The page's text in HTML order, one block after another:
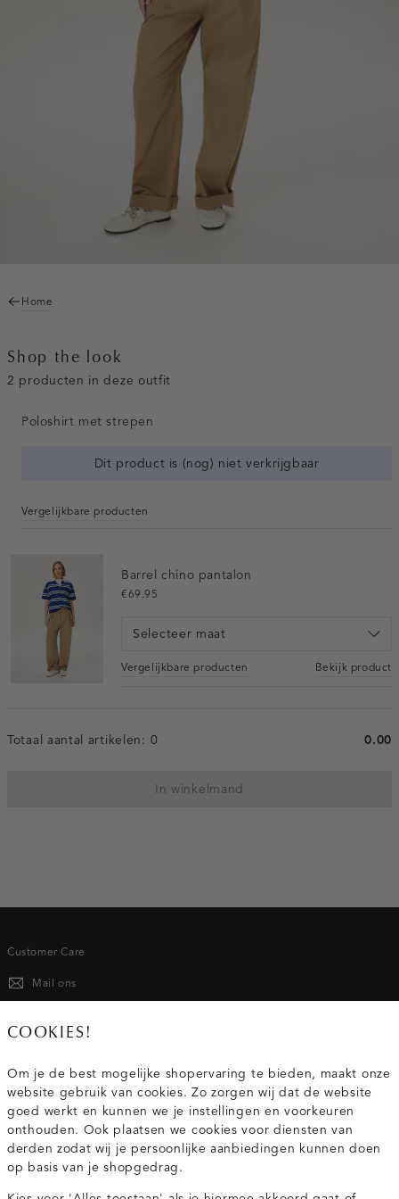
Home
Shop the look
2 producten in deze outfit
Poloshirt met strepen
Dit product is (nog) niet verkrijgbaar
Vergelijkbare producten
Barrel chino pantalon
€69.95
Selecteer maat
Vergelijkbare producten Bekijk product
Totaal aantal artikelen: 0 0.00
In winkelmand
Customer Care
Mail ons
020 - 3412 667
Service
Wij zijn Costes
COOKIES!
Om je de best mogelijke shopervaring te bieden, maakt onze
website gebruik van cookies. Zo zorgen wij dat de website
goed werkt en kunnen we je instellingen en voorkeuren
onthouden. Ook plaatsen we cookies voor diensten van
derden zodat wij je persoonlijke aanbiedingen kunnen doen
op basis van je shopgedrag.